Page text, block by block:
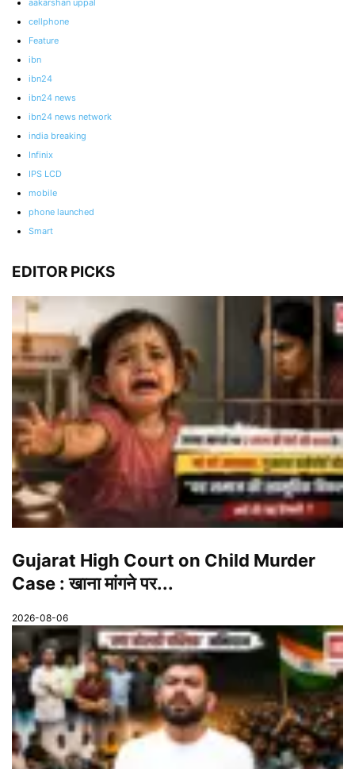
cellphone
Feature
ibn
ibn24
ibn24 news
ibn24 news network
india breaking
Infinix
IPS LCD
mobile
phone launched
Smart
EDITOR PICKS
Gujarat High Court on Child Murder
Case : खाना मांगने पर...
2026-08-06